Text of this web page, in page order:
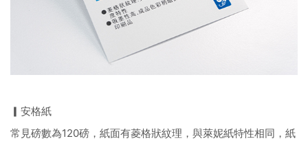
▎安格紙
常見磅數為120磅，紙面有菱格狀紋理，與萊妮紙特性相同，紙